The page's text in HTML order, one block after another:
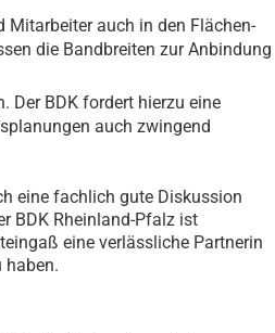
Mitarbeiter auch in den Flächen-
die Bandbreiten zur Anbindung
Der BDK fordert hierzu eine
auch zwingend
eine fachlich gute Diskussion
BDK Rheinland-Pfalz ist
eine verlässliche Partnerin
haben.